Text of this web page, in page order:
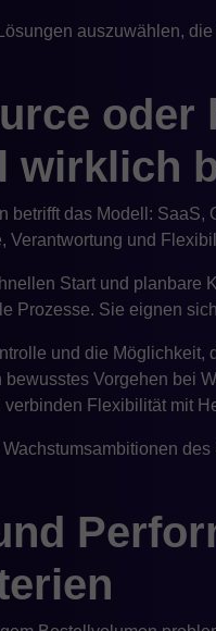
auszuwählen,
wirklich
betrifft das Modell: SaaS,
Verantwortung und
Start und planbare
Prozesse. Sie eignen
und die Möglichkeit,
Vorgehen bei
Flexibilität mit